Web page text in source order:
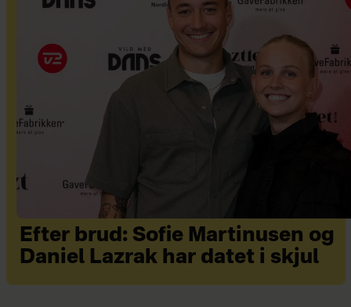
Efter brud: Sofie Martinusen og
Daniel Lazrak har datet i skjul